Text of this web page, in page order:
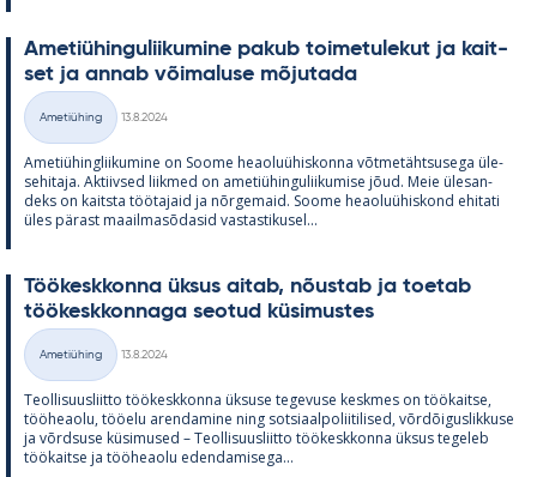
Ame­tiü­hin­gu­lii­ku­mine pa­kub toi­me­tu­le­kut ja kait­
set ja an­nab või­ma­luse mõ­ju­tada
Kategooriad
Ametiühing
13.8.2024
Ame­tiü­hinglii­ku­mine on Soome heao­luü­his­konna võt­me­täht­susega üle­
se­hi­taja. Ak­tiiv­sed liik­med on ame­tiü­hin­gu­lii­ku­mise jõud. Meie üle­san­
deks on kaitsta töö­ta­jaid ja nõr­ge­maid. Soome heao­luü­his­kond ehi­tati
üles pä­rast maa­il­masõ­da­sid vas­tas­ti­kusel...
Töö­kesk­konna ük­sus ai­tab, nõus­tab ja toe­tab
töö­kesk­kon­naga seo­tud kü­si­mus­tes
Kategooriad
Ametiühing
13.8.2024
Teol­li­suus­liitto töö­kesk­konna ük­suse te­ge­vuse kesk­mes on töö­kaitse,
töö­heaolu, töö­elu aren­da­mine ning sot­si­aal­po­lii­ti­li­sed, võrdõi­gus­lik­kuse
ja võrd­suse kü­si­mused – Teol­li­suus­liitto töö­kesk­konna ük­sus te­ge­leb
töö­kaitse ja töö­heaolu eden­da­mi­sega...